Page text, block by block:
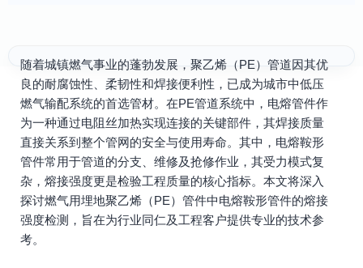
随着城镇燃气事业的蓬勃发展，聚乙烯（PE）管道因其优
良的耐腐蚀性、柔韧性和焊接便利性，已成为城市中低压
燃气输配系统的首选管材。在PE管道系统中，电熔管件作
为一种通过电阻丝加热实现连接的关键部件，其焊接质量
直接关系到整个管网的安全与使用寿命。其中，电熔鞍形
管件常用于管道的分支、维修及抢修作业，其受力模式复
杂，熔接强度更是检验工程质量的核心指标。本文将深入
探讨燃气用埋地聚乙烯（PE）管件中电熔鞍形管件的熔接
强度检测，旨在为行业同仁及工程客户提供专业的技术参
考。